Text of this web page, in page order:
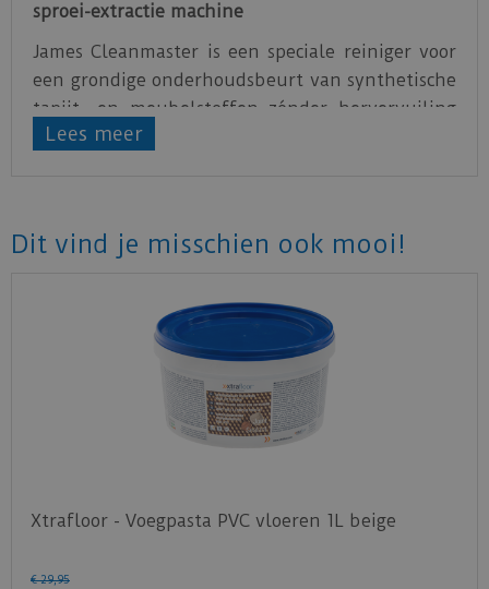
sproei-extractie machine
James Cleanmaster is een speciale reiniger voor
een grondige onderhoudsbeurt van synthetische
tapijt- en meubelstoffen zónder hervervuiling
te veroorzaken.
reiniging in combinatie met sproei-
extractiemachines.
Lees meer
Dit vind je misschien ook mooi!
Xtrafloor - Voegpasta PVC vloeren 1L beige
€ 29,95